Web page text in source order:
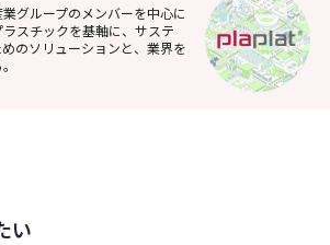
グループのメンバーを中心に
スチックを基軸に、サステ
のソリューションと、業界を
い